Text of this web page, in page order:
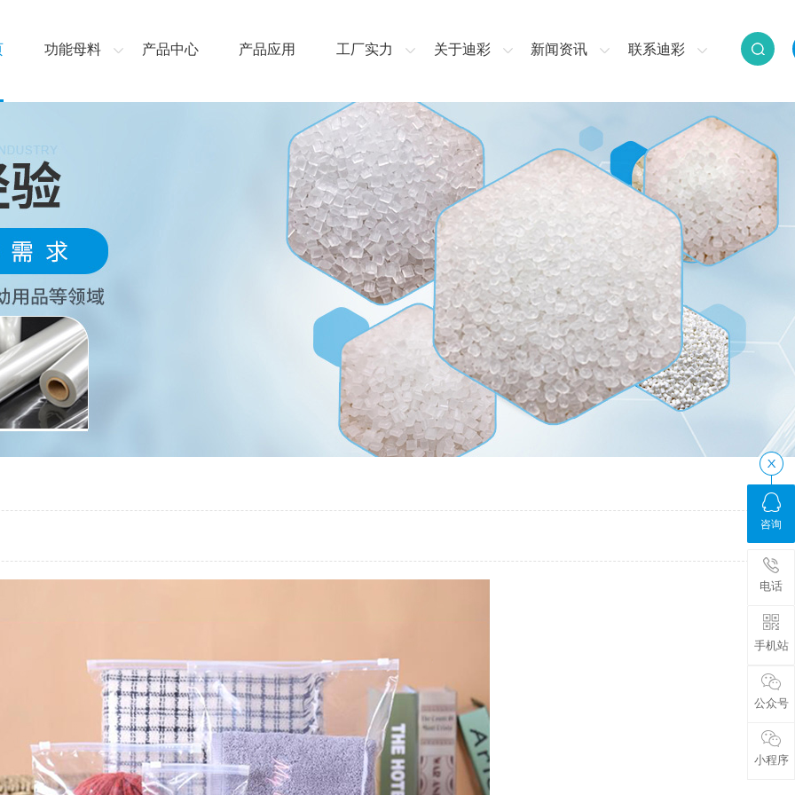
服务热线： 139-2949-1591
功能母料 产品中心 产品应用 工厂实力 关于迪彩 新闻资讯 联系迪彩
咨询
电话
手机站
公众号
小程序